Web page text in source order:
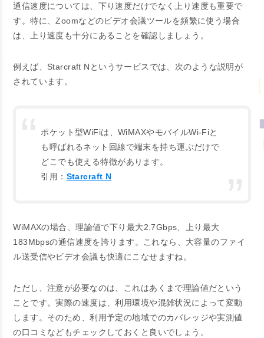
通信速度については、下り速度だけでなく上り速度も重要で
す。特に、Zoomなどのビデオ会議ツールを頻繁に使う場合
は、上り速度も十分にあることを確認しましょう。
例えば、Starcraft Nというサービスでは、次のような説明が
されています。
ポケット型WiFiは、WiMAXやモバイルWi-Fiと
も呼ばれるネット回線で端末を持ち運ぶだけで
どこでも使える特徴があります。
引用： Starcraft N
WiMAXの場合、理論値で下り最大2.7Gbps、上り最大
183Mbpsの通信速度を誇ります。これなら、大容量のファイ
ル送受信やビデオ会議も快適にこなせますね。
ただし、注意が必要なのは、これはあくまで理論値だという
ことです。実際の速度は、利用環境や混雑状況によって変動
します。そのため、利用予定の地域でのカバレッジや実測値
の口コミなどもチェックしておくと良いでしょう。